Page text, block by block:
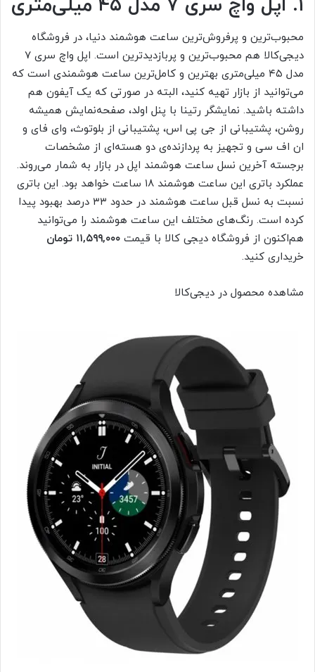
۱. اپل واچ سری ۷ مدل ۴۵ میلی‌متری
محبوب‌ترین و پرفروش‌ترین ساعت هوشمند دنیا، در فروشگاه
دیجی‌کالا هم محبوب‌ترین و پربازدیدترین است. اپل واچ سری ۷
مدل ۴۵ میلی‌متری بهترین و کامل‌ترین ساعت هوشمندی است که
می‌توانید از بازار تهیه کنید، البته در صورتی که یک آیفون هم
داشته باشید. نمایشگر رتینا با پنل اولد، صفحه‌نمایش همیشه
روشن، پشتیبانی از جی پی اس، پشتیبانی از بلوتوث، وای فای و
ان اف سی و تجهیز به پردازنده‌ی دو هسته‌ای از مشخصات
برجسته آخرین نسل ساعت‌ هوشمند اپل در بازار به شمار می‌روند.
عملکرد باتری این ساعت هوشمند ۱۸ ساعت خواهد بود. این باتری
نسبت به نسل قبل ساعت هوشمند در حدود ۳۳ درصد بهبود پیدا
کرده است. رنگ‌های مختلف این ساعت هوشمند را می‌توانید
هم‌اکنون از فروشگاه دیجی کالا با قیمت ۱۱,۵۹۹,۰۰۰ تومان
خریداری کنید.
مشاهده محصول در دیجی‌کالا